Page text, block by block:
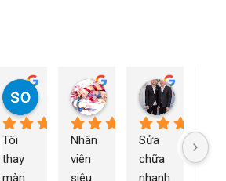
so young
1 năm trước
Tôi
thay
màn
My Nguyễn
1 năm trước
Nhân
viên
siêu
Sửa
chữa
nhanh
n